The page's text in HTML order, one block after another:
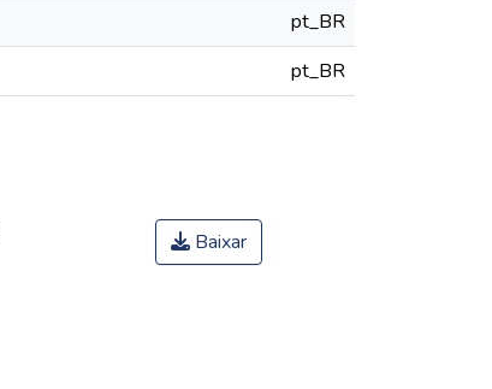
pt_BR
pt_BR
Baixar